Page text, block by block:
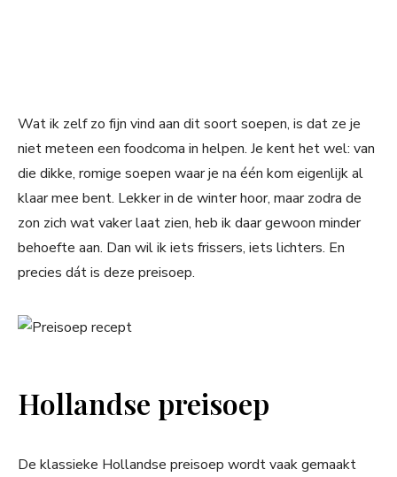
Wat ik zelf zo fijn vind aan dit soort soepen, is dat ze je
niet meteen een foodcoma in helpen. Je kent het wel: van
die dikke, romige soepen waar je na één kom eigenlijk al
klaar mee bent. Lekker in de winter hoor, maar zodra de
zon zich wat vaker laat zien, heb ik daar gewoon minder
behoefte aan. Dan wil ik iets frissers, iets lichters. En
precies dát is deze preisoep.
Hollandse preisoep
De klassieke Hollandse preisoep wordt vaak gemaakt